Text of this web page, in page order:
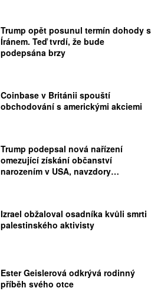
Trump opět posunul termín dohody s
Íránem. Teď tvrdí, že bude
podepsána brzy
Coinbase v Británii spouští
obchodování s americkými akciemi
Trump podepsal nová nařízení
omezující získání občanství
narozením v USA, navzdory
Izrael obžaloval osadníka kvůli smrti
palestinského aktivisty
Ester Geislerová odkrývá rodinný
příběh svého otce